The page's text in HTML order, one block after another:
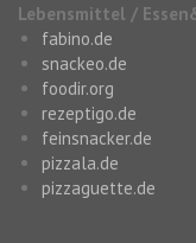
Lebensmittel /
fabino.de
snackeo.de
foodir.org
rezeptigo.de
feinsnacker.de
pizzala.de
pizzaguette.de